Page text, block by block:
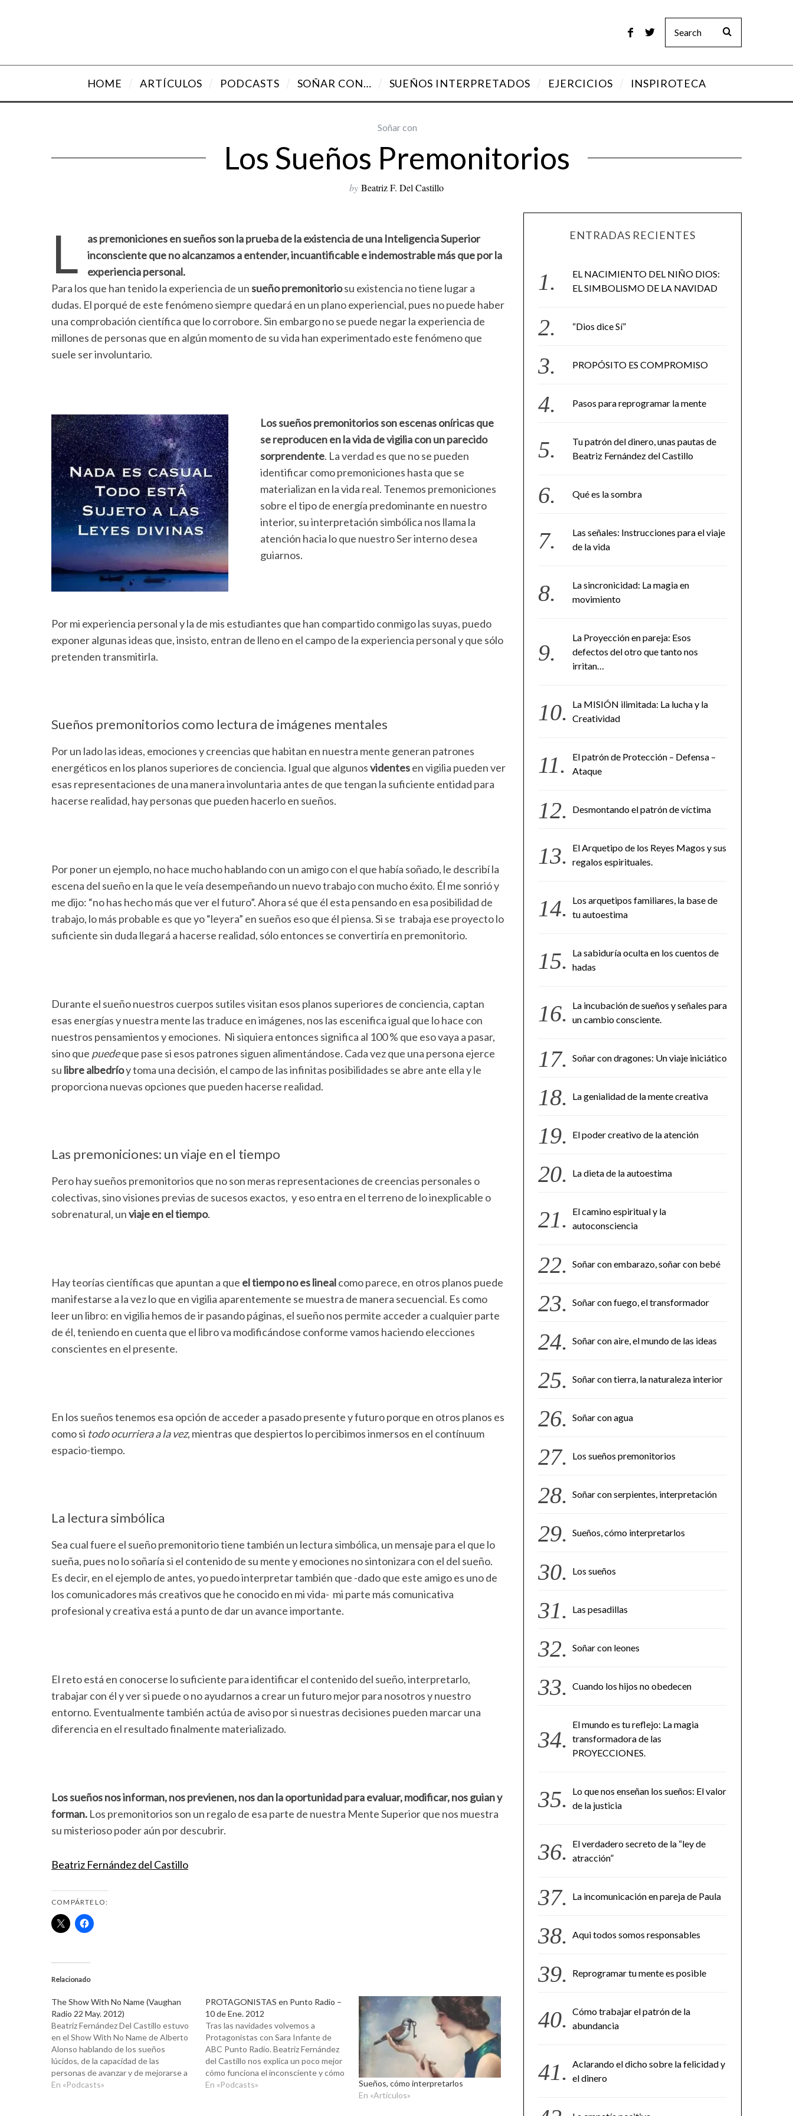
HOME ARTÍCULOS PODCASTS SOÑAR CON… SUEÑOS INTERPRETADOS EJERCICIOS INSPIROTECA
Soñar con
Los Sueños Premonitorios
by Beatriz F. Del Castillo
L
as premoniciones en sueños son la prueba de la existencia de una Inteligencia Superior
inconsciente que no alcanzamos a entender, incuantificable e indemostrable más que por la
experiencia personal.
Para los que han tenido la experiencia de unsueño premonitoriosu existencia no tiene lugar a
dudas. El porqué de este fenómeno siempre quedará en un plano experiencial, pues no puede haber
una comprobación científica que lo corrobore. Sin embargo no se puede negar la experiencia de
millones de personas que en algún momento de su vida han experimentado este fenómeno que
suele ser involuntario.
Los sueños premonitorios son escenas oníricas que
se reproducen en la vida de vigilia con un parecido
sorprendente. La verdad es que no se pueden
identificar como premoniciones hasta que se
materializan en la vida real. Tenemos premoniciones
sobre el tipo de energía predominante en nuestro
interior, su interpretación simbólica nos llama la
atención hacia lo que nuestro Ser interno desea
guiarnos.
Por mi experiencia personal y la de mis estudiantes que han compartido conmigo las suyas, puedo
exponer algunas ideas que, insisto, entran de lleno en el campo de la experiencia personal y que sólo
pretenden transmitirla.
Sueños premonitorios como lectura de imágenes mentales
Por un lado las ideas, emociones y creencias que habitan en nuestra mente generan patrones
energéticos en los planos superiores de conciencia. Igual que algunosvidentesen vigilia pueden ver
esas representaciones de una manera involuntaria antes de que tengan la suficiente entidad para
hacerse realidad, hay personas que pueden hacerlo en sueños.
Por poner un ejemplo, no hace mucho hablando con un amigo con el que había soñado, le describí la
escena del sueño en la que le veía desempeñando un nuevo trabajo con mucho éxito. Él me sonrió y
me dijo: “no has hecho más que ver el futuro”. Ahora sé que él esta pensando en esa posibilidad de
trabajo, lo más probable es que yo “leyera” en sueños eso que él piensa. Si se trabaja ese proyecto lo
suficiente sin duda llegará a hacerse realidad, sólo entonces se convertiría en premonitorio.
Durante el sueño nuestros cuerpos sutiles visitan esos planos superiores de conciencia, captan
esas energías y nuestra mente las traduce en imágenes, nos las escenifica igual que lo hace con
nuestros pensamientos y emociones. Ni siquiera entonces significa al 100 % que eso vaya a pasar,
sino que puedeque pase si esos patrones siguen alimentándose. Cada vez que una persona ejerce
su libre albedríoy toma una decisión, el campo de las infinitas posibilidades se abre ante ella y le
proporciona nuevas opciones que pueden hacerse realidad.
Las premoniciones: un viaje en el tiempo
Pero hay sueños premonitorios que no son meras representaciones de creencias personales o
colectivas, sino visiones previas de sucesos exactos, y eso entra en el terreno de lo inexplicable o
sobrenatural, unviaje en el tiempo.
Hay teorías científicas que apuntan a que el tiempo no es linealcomo parece, en otros planos puede
manifestarse a la vez lo que en vigilia aparentemente se muestra de manera secuencial. Es como
leer un libro: en vigilia hemos de ir pasando páginas, el sueño nos permite acceder a cualquier parte
de él, teniendo en cuenta que el libro va modificándose conforme vamos haciendo elecciones
conscientes en el presente.
En los sueños tenemos esa opción de acceder a pasado presente y futuro porque en otros planos es
como si todo ocurriera a la vez, mientras que despiertos lo percibimos inmersos en el contínuum
espacio-tiempo.
La lectura simbólica
Sea cual fuere el sueño premonitorio tiene también un lectura simbólica, un mensaje para el que lo
sueña, pues no lo soñaría si el contenido de su mente y emociones no sintonizara con el del sueño.
Es decir, en el ejemplo de antes, yo puedo interpretar también que -dado que este amigo es uno de
los comunicadores más creativos que he conocido en mi vida- mi parte más comunicativa
profesional y creativa está a punto de dar un avance importante.
El reto está en conocerse lo suficiente para identificar el contenido del sueño, interpretarlo,
trabajar con él y ver si puede o no ayudarnos a crear un futuro mejor para nosotros y nuestro
entorno. Eventualmente también actúa de aviso por si nuestras decisiones pueden marcar una
diferencia en el resultado finalmente materializado.
Los sueños nos informan, nos previenen, nos dan la oportunidad para evaluar, modificar, nos guian y
forman. Los premonitorios son un regalo de esa parte de nuestra Mente Superior que nos muestra
su misterioso poder aún por descubrir.
Beatriz Fernández del Castillo
COMPÁRTELO:
Relacionado
The Show With No Name (Vaughan
Radio 22 May. 2012)
Beatriz Fernández Del Castillo estuvo
en el Show With No Name de Alberto
Alonso hablando de los sueños
lúcidos, de la capacidad de las
personas de avanzar y de mejorarse a
sí mismas. Como de costumbre los
En «Podcasts»
PROTAGONISTAS en Punto Radio –
10 de Ene. 2012
Tras las navidades volvemos a
Protagonistas con Sara Infante de
ABC Punto Radio. Beatriz Fernández
del Castillo nos explica un poco mejor
cómo funciona el inconsciente y cómo
el no saber interpretar los símbolos
En «Podcasts»
Sueños, cómo interpretarlos
En «Artículos»
ENTRADAS RECIENTES
EL NACIMIENTO DEL NIÑO DIOS:
EL SIMBOLISMO DE LA NAVIDAD
“Dios dice Sí”
PROPÓSITO ES COMPROMISO
Pasos para reprogramar la mente
Tu patrón del dinero, unas pautas de
Beatriz Fernández del Castillo
Qué es la sombra
Las señales: Instrucciones para el viaje
de la vida
La sincronicidad: La magia en
movimiento
La Proyección en pareja: Esos
defectos del otro que tanto nos
irritan…
La MISIÓN ilimitada: La lucha y la
Creatividad
El patrón de Protección – Defensa –
Ataque
Desmontando el patrón de víctima
El Arquetipo de los Reyes Magos y sus
regalos espirituales.
Los arquetipos familiares, la base de
tu autoestima
La sabiduría oculta en los cuentos de
hadas
La incubación de sueños y señales para
un cambio consciente.
Soñar con dragones: Un viaje iniciático
La genialidad de la mente creativa
El poder creativo de la atención
La dieta de la autoestima
El camino espiritual y la
autoconsciencia
Soñar con embarazo, soñar con bebé
Soñar con fuego, el transformador
Soñar con aire, el mundo de las ideas
Soñar con tierra, la naturaleza interior
Soñar con agua
Los sueños premonitorios
Soñar con serpientes, interpretación
Sueños, cómo interpretarlos
Los sueños
Las pesadillas
Soñar con leones
Cuando los hijos no obedecen
El mundo es tu reflejo: La magia
transformadora de las
PROYECCIONES.
Lo que nos enseñan los sueños: El valor
de la justicia
El verdadero secreto de la “ley de
atracción”
La incomunicación en pareja de Paula
Aqui todos somos responsables
Reprogramar tu mente es posible
Cómo trabajar el patrón de la
abundancia
Aclarando el dicho sobre la felicidad y
el dinero